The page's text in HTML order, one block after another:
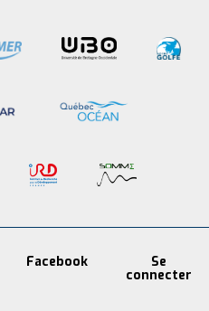
Facebook Se
connecter